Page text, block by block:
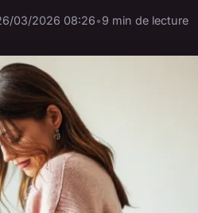
03/2026 08:26•9 min de lecture